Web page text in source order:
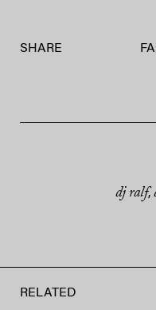
SHARE
dj ralf,
RELATED